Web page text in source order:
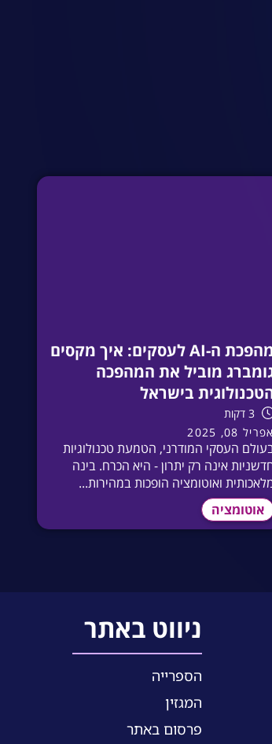
מהפכת ה-AI לעסקים: איך מקסים
מוביל את המהפכה
בישראל
3 דקות
אפריל 08, 2025
העסקי המודרני, הטמעת טכנולוגיות
אינה רק יתרון - היא הכרח. בינה
ואוטומציה הופכות במהירות...
אוטומציה
ניווט באתר
הספרייה
המגזין
פרסום באתר